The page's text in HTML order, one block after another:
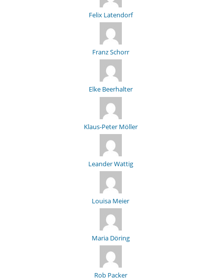
Felix Latendorf
Franz Schorr
Elke Beerhalter
Klaus-Peter Möller
Leander Wattig
Louisa Meier
Maria Döring
Rob Packer